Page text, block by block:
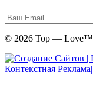
© 2026 Top — Love™